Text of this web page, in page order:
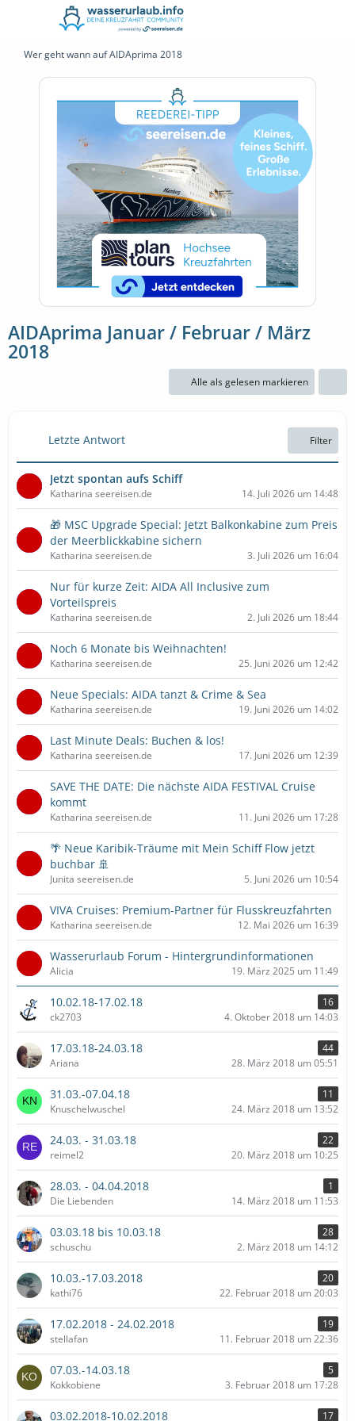
Wer geht wann auf AIDAprima 2018
AIDAprima Januar / Februar / März
2018
Alle als gelesen markieren
Letzte Antwort Filter
Jetzt spontan aufs Schiff
Katharina seereisen.de 14. Juli 2026 um 14:48
🎁 MSC Upgrade Special: Jetzt Balkonkabine zum Preis
der Meerblickkabine sichern
Katharina seereisen.de 3. Juli 2026 um 16:04
Nur für kurze Zeit: AIDA All Inclusive zum
Vorteilspreis
Katharina seereisen.de 2. Juli 2026 um 18:44
Noch 6 Monate bis Weihnachten!
Katharina seereisen.de 25. Juni 2026 um 12:42
Neue Specials: AIDA tanzt & Crime & Sea
Katharina seereisen.de 19. Juni 2026 um 14:02
Last Minute Deals: Buchen & los!
Katharina seereisen.de 17. Juni 2026 um 12:39
SAVE THE DATE: Die nächste AIDA FESTIVAL Cruise
kommt
Katharina seereisen.de 11. Juni 2026 um 17:28
🌴 Neue Karibik-Träume mit Mein Schiff Flow jetzt
buchbar 🚢
Junita seereisen.de 5. Juni 2026 um 10:54
VIVA Cruises: Premium-Partner für Flusskreuzfahrten
Katharina seereisen.de 12. Mai 2026 um 16:39
Wasserurlaub Forum - Hintergrundinformationen
Alicia 19. März 2025 um 11:49
10.02.18-17.02.18
16
ck2703
4. Oktober 2018 um 14:03
17.03.18-24.03.18
44
Ariana
28. März 2018 um 05:51
31.03.-07.04.18
11
Knuschelwuschel
24. März 2018 um 13:52
24.03. - 31.03.18
22
reimel2
20. März 2018 um 10:25
28.03. - 04.04.2018
1
Die Liebenden
14. März 2018 um 11:53
03.03.18 bis 10.03.18
28
schuschu
2. März 2018 um 14:12
10.03.-17.03.2018
20
kathi76
22. Februar 2018 um 20:03
17.02.2018 - 24.02.2018
19
stellafan
11. Februar 2018 um 22:36
07.03.-14.03.18
5
Kokkobiene
3. Februar 2018 um 17:28
03.02.2018-10.02.2018 17